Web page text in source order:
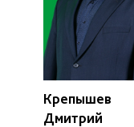
Крепышев
Дмитрий